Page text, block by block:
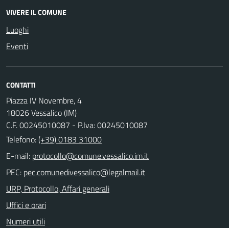
VIVERE IL COMUNE
Luoghi
Eventi
CONTATTI
Piazza IV Novembre, 4
18026 Vessalico (IM)
C.F. 00245010087 - P.Iva: 00245010087
Telefono:(+39) 0183 31000
E-mail:
PEC:
URP, Protocollo, Affari generali
Uffici e orari
Numeri utili